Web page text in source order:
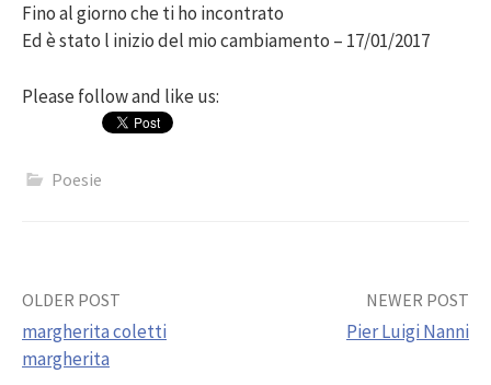
Fino al giorno che ti ho incontrato
Ed è stato l inizio del mio cambiamento – 17/01/2017
Please follow and like us:
Poesie
Post
navigation
OLDER POST
margherita coletti
margherita
NEWER POST
Pier Luigi Nanni